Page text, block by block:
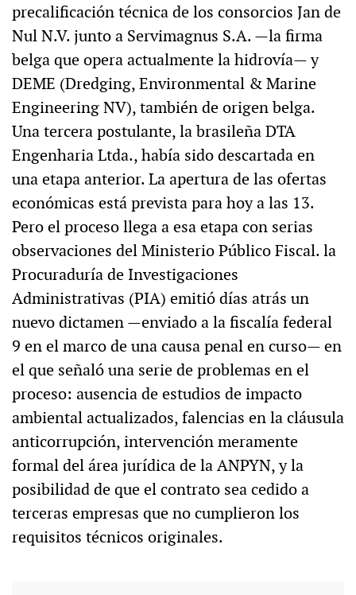
precalificación técnica de los consorcios Jan de
Nul N.V. junto a Servimagnus S.A. —la firma
belga que opera actualmente la hidrovía— y
DEME (Dredging, Environmental & Marine
Engineering NV), también de origen belga.
Una tercera postulante, la brasileña DTA
Engenharia Ltda., había sido descartada en
una etapa anterior. La apertura de las ofertas
económicas está prevista para hoy a las 13.
Pero el proceso llega a esa etapa con serias
observaciones del Ministerio Público Fiscal. la
Procuraduría de Investigaciones
Administrativas (PIA) emitió días atrás un
nuevo dictamen —enviado a la fiscalía federal
9 en el marco de una causa penal en curso— en
el que señaló una serie de problemas en el
proceso: ausencia de estudios de impacto
ambiental actualizados, falencias en la cláusula
anticorrupción, intervención meramente
formal del área jurídica de la ANPYN, y la
posibilidad de que el contrato sea cedido a
terceras empresas que no cumplieron los
requisitos técnicos originales.